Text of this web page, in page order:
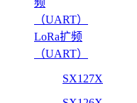
LoRa扩频
（UART）
SX127X